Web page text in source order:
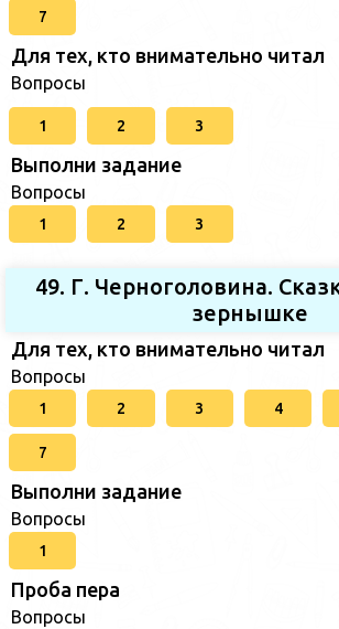
7
Для тех, кто внимательно читал
Вопросы
1 2 3
Выполни задание
Вопросы
1 2 3
49. Г. Черноголовина.
зернышке
Для тех, кто внимательно читал
Вопросы
1 2 3 4
7
Выполни задание
Вопросы
1
Проба пера
Вопросы